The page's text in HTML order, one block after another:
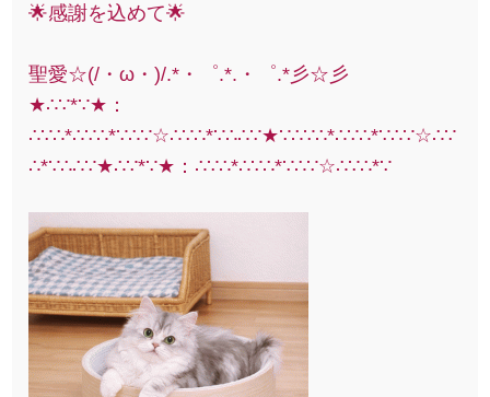
🌟感謝を込めて🌟
聖愛☆(/・ω・)/.*・゜.*.・゜.*彡☆彡
★∴∵*∵★：
∴∵∴*∴∵∴*∵∴∵☆∴∵∴*∵∴∴∵★∵∴∵∴*∴∵∴*∵∴∵☆∴∵
∴*∵∴∴∵★∴∵*∵★：∴∵∴*∴∵∴*∵∴∵☆∴∵∴*∵